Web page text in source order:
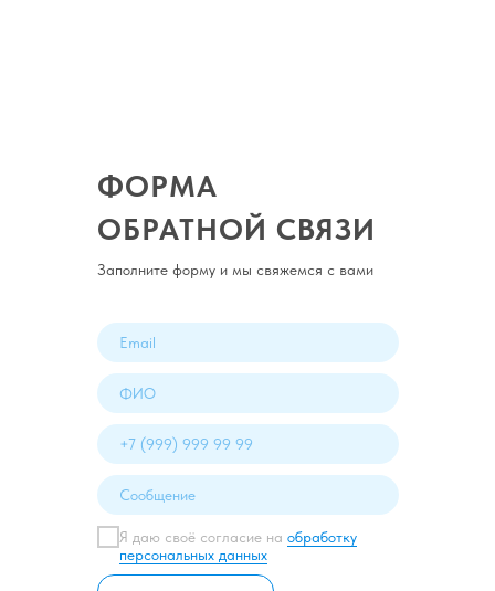
Я даю своё согласие на обработку
персональных данных
ФОРМА
ОБРАТНОЙ СВЯЗИ
Заполните форму и мы свяжемся с вами